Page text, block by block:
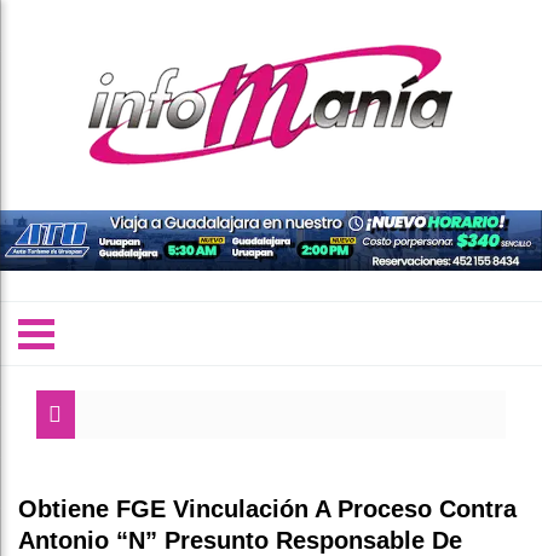
Obtiene FGE Vinculación A Proceso Contra
Antonio “N” Presunto Responsable De